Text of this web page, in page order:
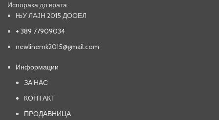
Испорака до врата.
ЊУ ЛАЈН 2015 ДООЕЛ
+ 389 77909034
newlinemk2015@gmail.com
Информации
ЗА НАС
КОНТАКТ
ПРОДАВНИЦА